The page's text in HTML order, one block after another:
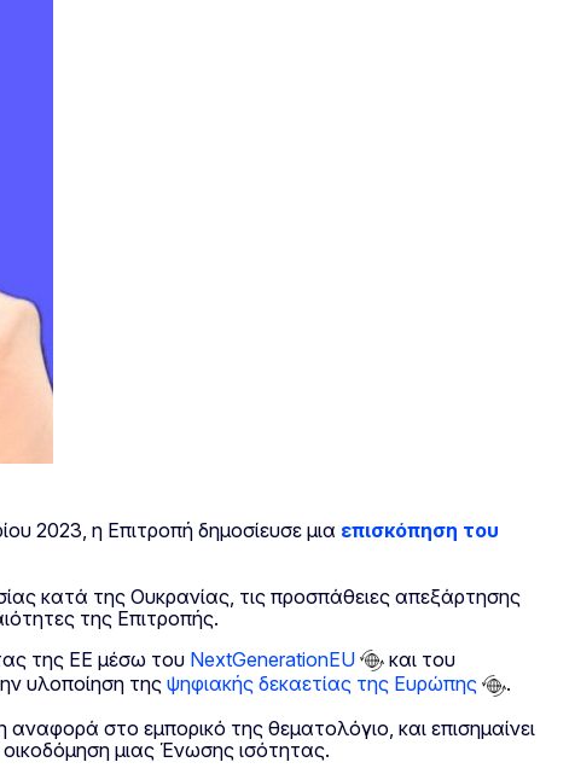
2023, η Επιτροπή δημοσίευσε μια επισκόπηση του
κατά της Ουκρανίας, τις προσπάθειες απεξάρτησης
της Επιτροπής.
της ΕΕ μέσω του NextGenerationEU
και του
υλοποίηση της ψηφιακής δεκαετίας της Ευρώπης
.
στο εμπορικό της θεματολόγιο, και επισημαίνει
μιας Ένωσης ισότητας.